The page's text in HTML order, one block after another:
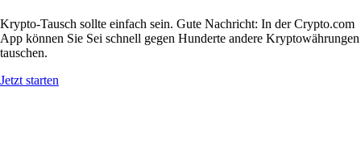
Krypto-Tausch sollte einfach sein. Gute Nachricht: In der Crypto.com
App können Sie Sei schnell gegen Hunderte andere Kryptowährungen
tauschen.
Jetzt starten